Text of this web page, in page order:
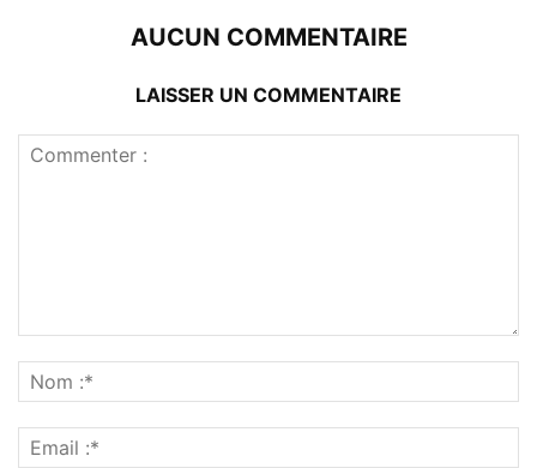
AUCUN COMMENTAIRE
LAISSER UN COMMENTAIRE